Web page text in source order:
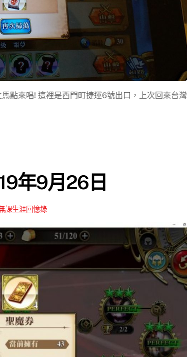
點來唱! 這裡是西門町捷運6號出口，上次回來台灣
年9月26日
課生涯回憶錄